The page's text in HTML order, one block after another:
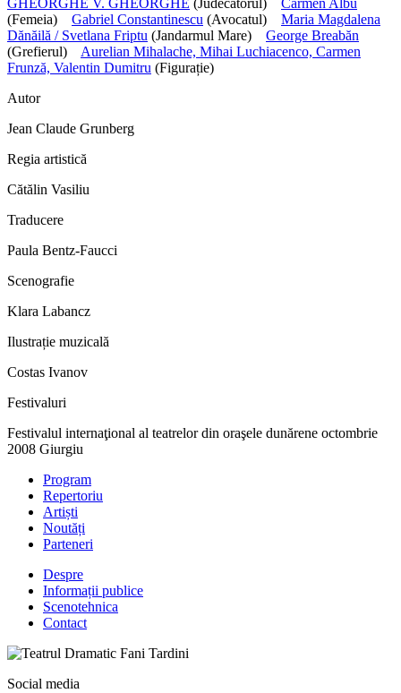
GHEORGHE V. GHEORGHE (Judecătorul) Carmen Albu
(Femeia) Gabriel Constantinescu (Avocatul) Maria Magdalena
Dănăilă / Svetlana Friptu (Jandarmul Mare) George Breabăn
(Grefierul) Aurelian Mihalache, Mihai Luchiacenco, Carmen
Frunză, Valentin Dumitru (Figurație)
Autor
Jean Claude Grunberg
Regia artistică
Cătălin Vasiliu
Traducere
Paula Bentz-Faucci
Scenografie
Klara Labancz
Ilustrație muzicală
Costas Ivanov
Festivaluri
Festivalul internaţional al teatrelor din oraşele dunărene octombrie
2008 Giurgiu
Program
Repertoriu
Artiști
Noutăți
Parteneri
Despre
Informații publice
Scenotehnica
Contact
Social media